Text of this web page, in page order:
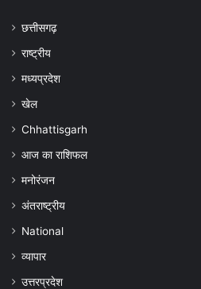
छत्तीसगढ़
राष्ट्रीय
मध्यप्रदेश
खेल
Chhattisgarh
आज का राशिफल
मनोरंजन
अंतराष्ट्रीय
National
व्यापार
उत्तरप्रदेश